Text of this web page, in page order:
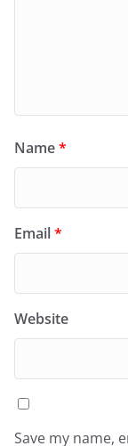
Name*
Email*
Website
Save my name,